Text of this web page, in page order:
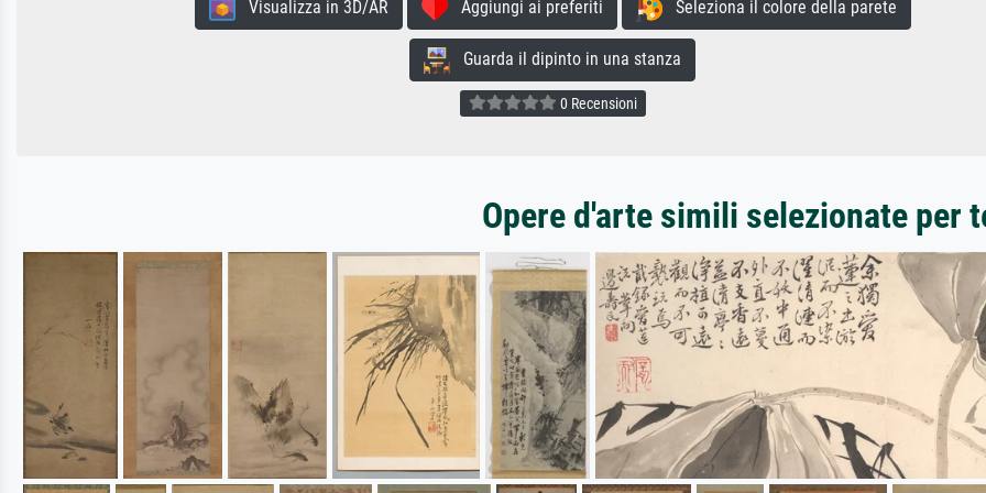
Visualizza in 3D/AR Aggiungi ai preferiti Seleziona il colore della parete
Guarda il dipinto in una stanza
0 Recensioni
Opere d'arte simili selezionate per